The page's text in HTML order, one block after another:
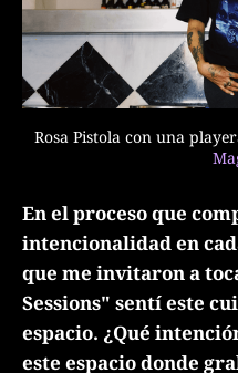
Rosa Pistola con una
En el proceso que
intencionalidad en
que me invitaron a
Sessions" sentí este
espacio. ¿Qué
este espacio donde